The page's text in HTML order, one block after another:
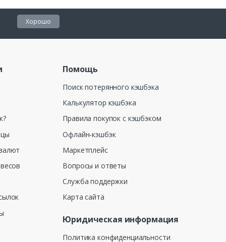
Хорошо
Помощь
Поиск потерянного кэшбэка
Калькулятор кэшбэка
Правила покупок с кэшбэком
Офлайн-кэшбэк
Маркетплейс
Вопросы и ответы
Служба поддержки
Карта сайта
Юридическая информация
Политика конфиденциальности